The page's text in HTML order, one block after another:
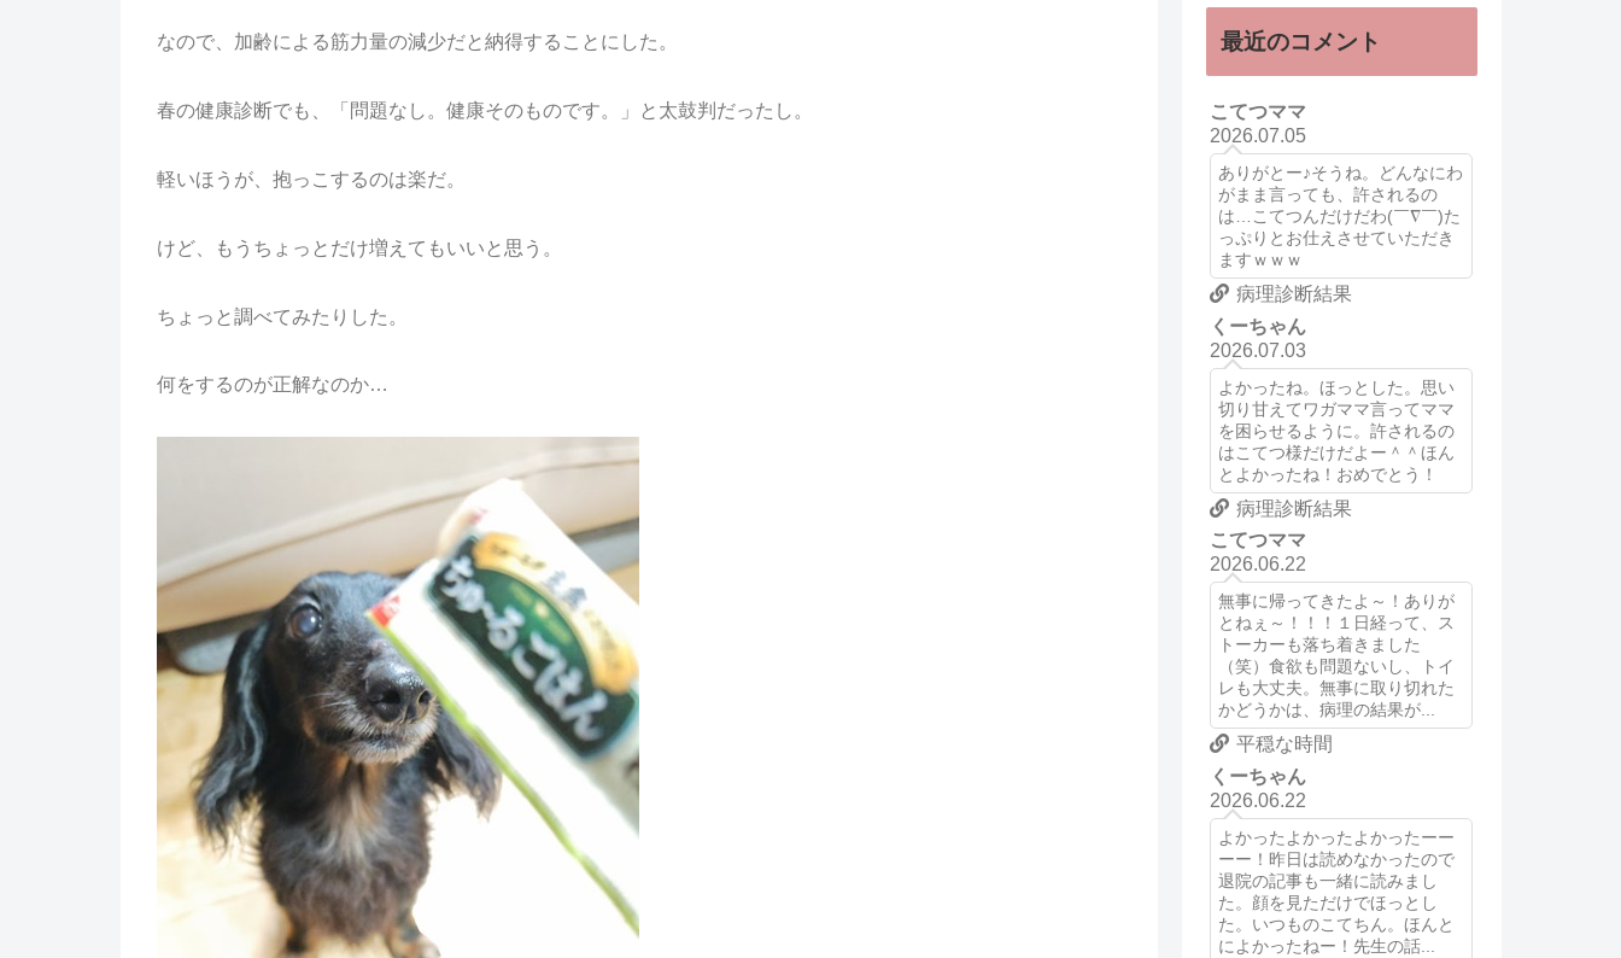
なので、加齢による筋力量の減少だと納得することにした。
春の健康診断でも、「問題なし。健康そのものです。」と太鼓判だったし。
軽いほうが、抱っこするのは楽だ。
けど、もうちょっとだけ増えてもいいと思う。
ちょっと調べてみたりした。
何をするのが正解なのか…
最近のコメント
こてつママ
2026.07.05
ありがとー♪そうね。どんなにわ
がまま言っても、許されるの
は…こてつんだけだわ(￣∇￣)た
っぷりとお仕えさせていただき
ますｗｗｗ
病理診断結果
くーちゃん
2026.07.03
よかったね。ほっとした。思い
切り甘えてワガママ言ってママ
を困らせるように。許されるの
はこてつ様だけだよー＾＾ほん
とよかったね！おめでとう！
病理診断結果
こてつママ
2026.06.22
無事に帰ってきたよ～！ありが
とねぇ～！！！１日経って、ス
トーカーも落ち着きました
（笑）食欲も問題ないし、トイ
レも大丈夫。無事に取り切れた
かどうかは、病理の結果が...
平穏な時間
くーちゃん
2026.06.22
よかったよかったよかったーー
ーー！昨日は読めなかったので
退院の記事も一緒に読みまし
た。顔を見ただけでほっとし
た。いつものこてちん。ほんと
によかったねー！先生の話...